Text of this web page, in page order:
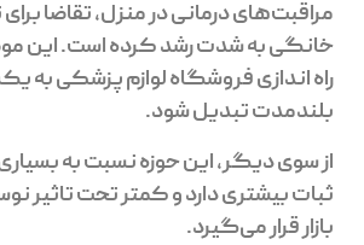
مراقبت‌های درمانی در منزل، تقاضا
خانگی به شدت رشد کرده است. این
راه اندازی فروشگاه لوازم پزشکی به
بلندمدت تبدیل شود.
از سوی دیگر، این حوزه نسبت به
ثبات بیشتری دارد و کمتر تحت تاثیر
بازار قرار می‌گیرد.